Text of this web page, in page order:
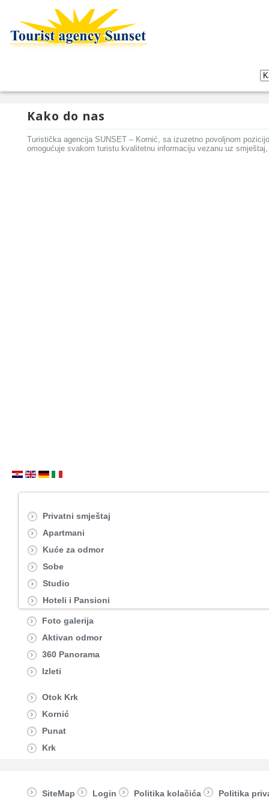
Kako do nas
Turistička agencija SUNSET – Kornić, sa izuzetno povoljnom
omogućuje svakom turistu kvalitetnu informaciju vezanu uz
Privatni smještaj
Apartmani
Kuće za odmor
Sobe
Studio
Hoteli i Pansioni
Foto galerija
Aktivan odmor
360 Panorama
Izleti
Otok Krk
Kornić
Punat
Krk
SiteMap Login Politika kolačića Politika